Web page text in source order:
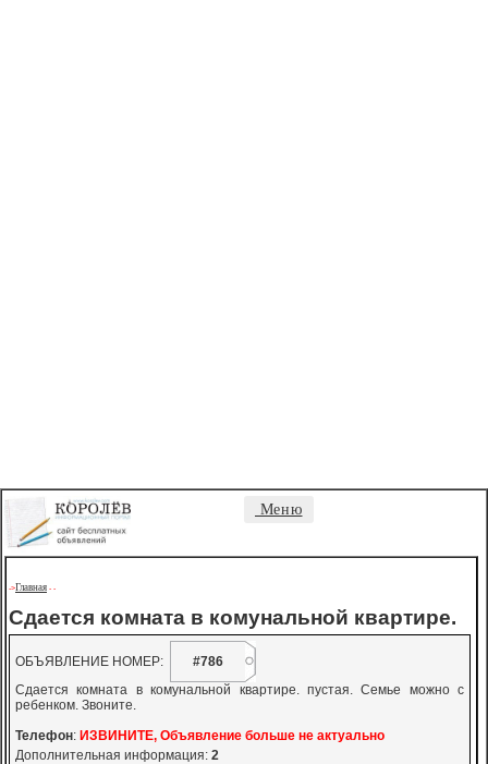
Меню
->Главная - -
Сдается комната в комунальной квартире.
ОБЪЯВЛЕНИЕ НОМЕР:
#786
Сдается комната в комунальной квартире. пустая. Семье можно с
ребенком. Звоните.
Телефон: ИЗВИНИТЕ, Объявление больше не актуально
Дополнительная информация: 2